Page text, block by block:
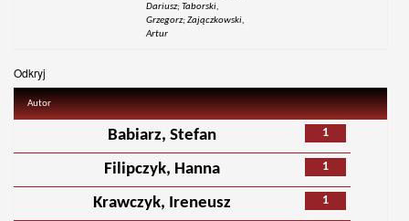
Dariusz; Taborski,
Grzegorz; Zajączkowski,
Artur
Odkryj
Autor
1
Babiarz, Stefan
1
Filipczyk, Hanna
1
Krawczyk, Ireneusz